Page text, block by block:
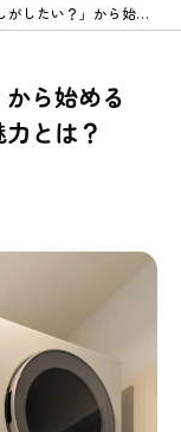
始めるマイホームづくり｜平屋の魅力とは？
から始める
とは？